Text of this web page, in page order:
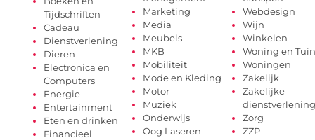
Tijdschriften
Cadeau
Dienstverlening
Dieren
Electronica en
Computers
Energie
Entertainment
Eten en drinken
Financieel
Marketing
Media
Meubels
MKB
Mobiliteit
Mode en Kleding
Motor
Muziek
Onderwijs
Oog Laseren
Webdesign
Wijn
Winkelen
Woning en Tuin
Woningen
Zakelijk
Zakelijke
dienstverlening
Zorg
ZZP